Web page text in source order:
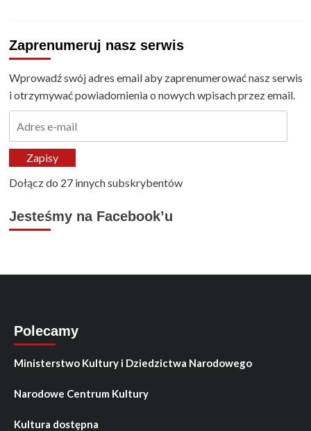
Zaprenumeruj nasz serwis
Wprowadź swój adres email aby zaprenumerować nasz serwis
i otrzymywać powiadomienia o nowych wpisach przez email.
mailZapisy
Dołącz do 27 innych subskrybentów
Jesteśmy na Facebook’u
Polecamy
Ministerstwo Kultury i Dziedzictwa Narodowego
Narodowe Centrum Kultury
Kultura dostępna